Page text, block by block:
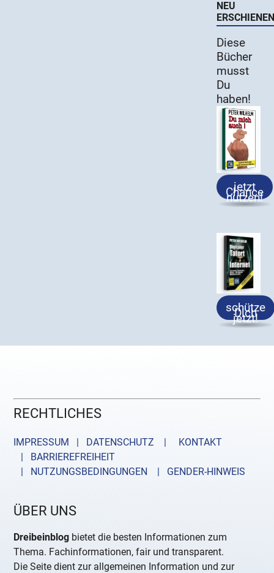
NEU
ERSCHIENEN
Diese
Bücher
musst
Du
haben!
jetzt
Chance
nutzen!
schütze
Dich
jetzt!
RECHTLICHES
IMPRESSUM | DATENSCHUTZ |
KONTAKT
| BARRIEREFREIHEIT
| NUTZUNGSBEDINGUNGEN
| GENDER-HINWEIS
ÜBER UNS
Dreibeinblog bietet die besten Informationen zum
Thema. Fachinformationen, fair und transparent.
Die Seite dient zur allgemeinen Information und zur